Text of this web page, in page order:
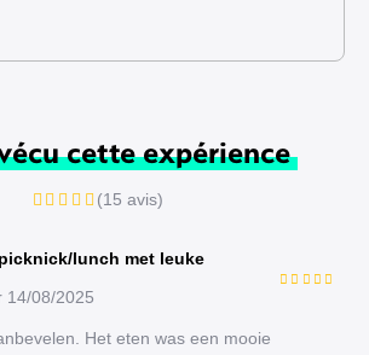
cette expérience
(15 avis)
lunch met leuke
14/08/2025
Het eten was een mooie